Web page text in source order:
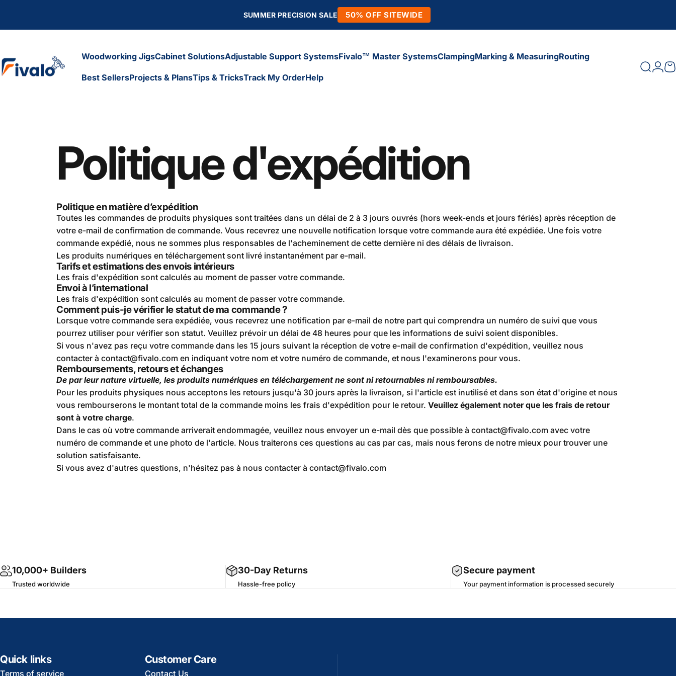
SUMMER PRECISION SALE 50% OFF SITEWIDE
Fivalo
Woodworking Jigs
Woodworking Jigs
Cabinet Solutions
Cabinet Solutions
Adjustable Support Systems
Adjustable Support Systems
Fivalo™ Master SystemsClampingMarking & MeasuringRouting
Best SellersProjects & PlansTips & TricksTrack My OrderHelp
Search
Politique d'expédition
Politique en matière d’expédition
Toutes les commandes de produits physiques sont traitées dans un délai de 2 à 3 jours ouvrés (hors week-ends et jours fériés) après réception de
votre e-mail de confirmation de commande. Vous recevrez une nouvelle notification lorsque votre commande aura été expédiée. Une fois votre
commande expédié, nous ne sommes plus responsables de l'acheminement de cette dernière ni des délais de livraison.
Les produits numériques en téléchargement sont livré instantanément par e-mail.
Tarifs et estimations des envois intérieurs
Les frais d'expédition sont calculés au moment de passer votre commande.
Envoi à l’international
Les frais d'expédition sont calculés au moment de passer votre commande.
Comment puis-je vérifier le statut de ma commande ?
Lorsque votre commande sera expédiée, vous recevrez une notification par e-mail de notre part qui comprendra un numéro de suivi que vous
pourrez utiliser pour vérifier son statut. Veuillez prévoir un délai de 48 heures pour que les informations de suivi soient disponibles.
Si vous n'avez pas reçu votre commande dans les 15 jours suivant la réception de votre e-mail de confirmation d'expédition, veuillez nous
contacter à contact@fivalo.com en indiquant votre nom et votre numéro de commande, et nous l'examinerons pour vous.
Remboursements, retours et échanges
De par leur nature virtuelle, les produits numériques en téléchargement ne sont ni retournables ni remboursables.
Pour les produits physiques nous acceptons les retours jusqu'à 30 jours après la livraison, si l'article est inutilisé et dans son état d'origine et nous
vous rembourserons le montant total de la commande moins les frais d'expédition pour le retour. Veuillez également noter que les frais de retour
sont à votre charge.
Dans le cas où votre commande arriverait endommagée, veuillez nous envoyer un e-mail dès que possible à contact@fivalo.com avec votre
numéro de commande et une photo de l'article. Nous traiterons ces questions au cas par cas, mais nous ferons de notre mieux pour trouver une
solution satisfaisante.
Si vous avez d'autres questions, n'hésitez pas à nous contacter à contact@fivalo.com
10,000+ Builders
Trusted worldwide
30-Day Returns
Hassle-free policy
Secure payment
Your payment information is processed securely
Quick links
Terms of service
Customer Care
Contact Us